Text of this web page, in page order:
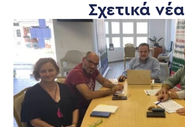
Σχετικά νέα